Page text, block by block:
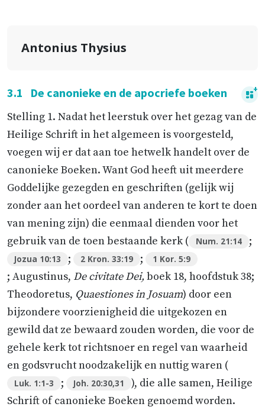
Antonius Thysius
3.1 De canonieke en de apocriefe boeken
Stelling 1. Nadat het leerstuk over het gezag van de
Heilige Schrift in het algemeen is voorgesteld,
voegen wij er dat aan toe hetwelk handelt over de
canonieke Boeken. Want God heeft uit meerdere
Goddelijke gezegden en geschriften (gelijk wij
zonder aan het oordeel van anderen te kort te doen
van mening zijn) die eenmaal dienden voor het
gebruik van de toen bestaande kerk (
Num. 21:14 ;
Jozua 10:13 ; 2 Kron. 33:19 ; 1 Kor. 5:9
; Augustinus, De civitate Dei, boek 18, hoofdstuk 38;
Theodoretus, Quaestiones in Josuam) door een
bijzondere voorzienigheid die uitgekozen en
gewild dat ze bewaard zouden worden, die voor de
gehele kerk tot richtsnoer en regel van waarheid
en godsvrucht noodzakelijk en nuttig waren (
Luk. 1:1-3 ; Joh. 20:30,31
), die alle samen, Heilige
Schrift of canonieke Boeken genoemd worden.